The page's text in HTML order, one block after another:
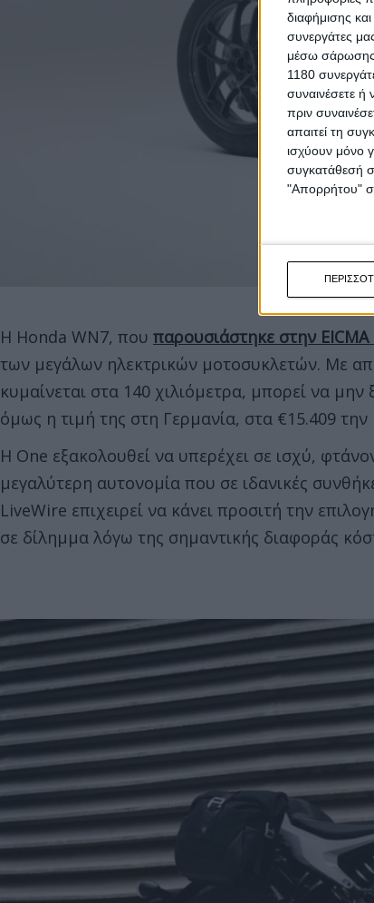
διαφήμισης
συνεργάτες
μέσω σάρωσης
1180
συναινέσετε ή
πριν
απαιτεί τη
ισχύουν μόνο
συγκατάθεσή
"Απορρήτου"
Η Honda WN7, που παρουσιάστηκε στην EICMA
των μεγάλων ηλεκτρικών μοτοσυκλετών. Με
κυμαίνεται στα 140 χιλιόμετρα, μπορεί να
όμως η τιμή της στη Γερμανία, στα €15.409 την
Η One εξακολουθεί να υπερέχει σε ισχύ,
μεγαλύτερη αυτονομία που σε ιδανικές
LiveWire επιχειρεί να κάνει προσιτή την
σε δίλημμα λόγω της σημαντικής διαφοράς